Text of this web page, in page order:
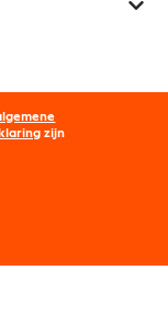
zijn